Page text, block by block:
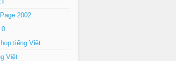
2002
tiếng Việt
Việt